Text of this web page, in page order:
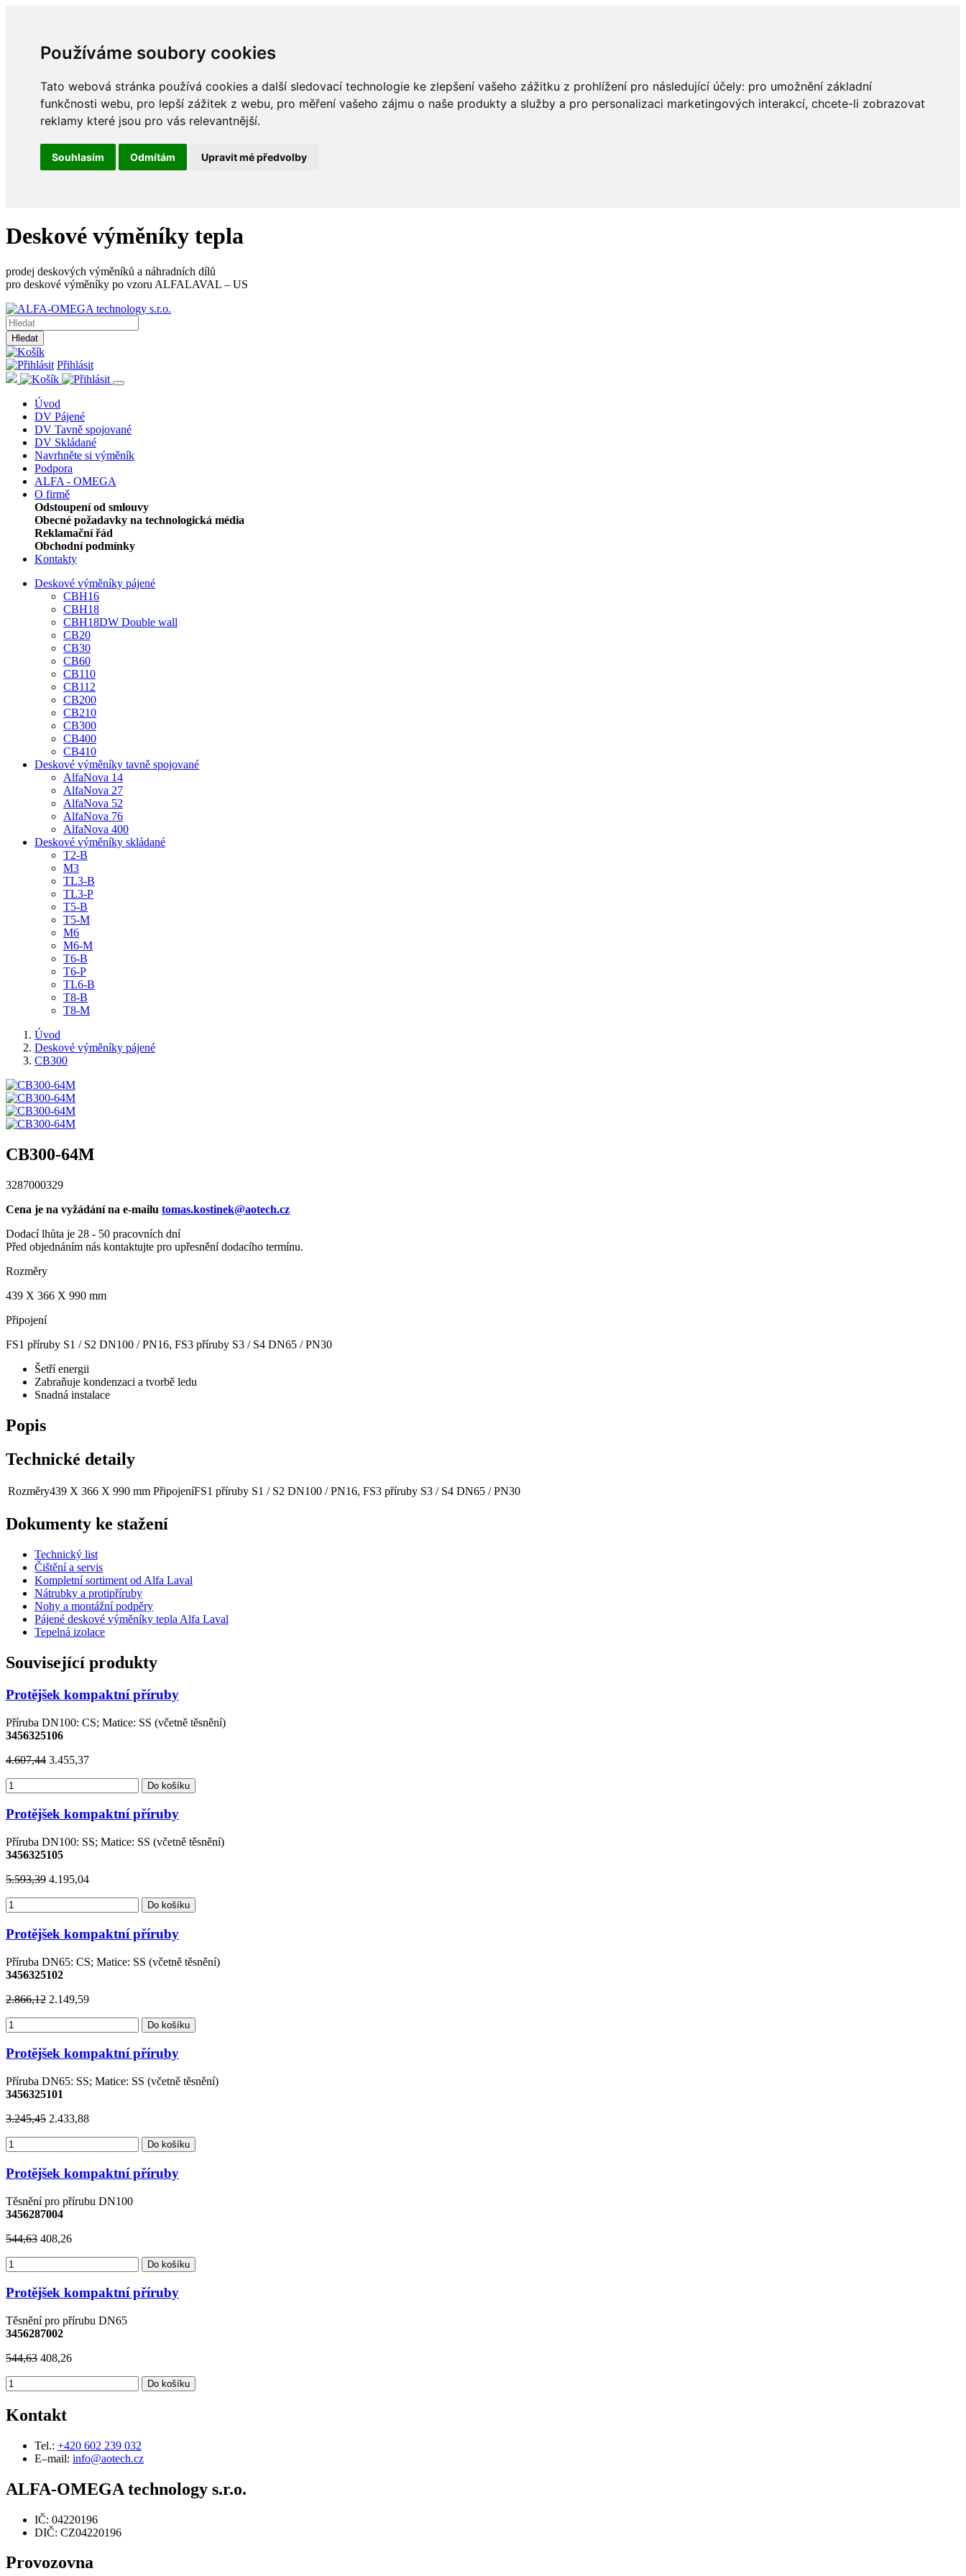
Používáme soubory cookies
Tato webová stránka používá cookies a další sledovací technologie ke zlepšení vašeho zážitku z prohlížení pro následující účely: pro umožnění základní
funkčnosti webu, pro lepší zážitek z webu, pro měření vašeho zájmu o naše produkty a služby a pro personalizaci marketingových interakcí, chcete-li zobrazovat
reklamy které jsou pro vás relevantnější.
Souhlasím Odmítám Upravit mé předvolby
Deskové výměníky tepla
prodej deskových výměníků a náhradních dílů
pro deskové výměníky po vzoru ALFALAVAL – US
Hledat
Přihlásit
Úvod
DV Pájené
DV Tavně spojované
DV Skládané
Navrhněte si výměník
Podpora
ALFA - OMEGA
O firmě
Odstoupení od smlouvy
Obecné požadavky na technologická média
Reklamační řád
Obchodní podmínky
Kontakty
Deskové výměníky pájené
CBH16
CBH18
CBH18DW Double wall
CB20
CB30
CB60
CB110
CB112
CB200
CB210
CB300
CB400
CB410
Deskové výměníky tavně spojované
AlfaNova 14
AlfaNova 27
AlfaNova 52
AlfaNova 76
AlfaNova 400
Deskové výměníky skládané
T2-B
M3
TL3-B
TL3-P
T5-B
T5-M
M6
M6-M
T6-B
T6-P
TL6-B
T8-B
T8-M
Úvod
Deskové výměníky pájené
CB300
CB300-64M
3287000329
Cena je na vyžádání na e-mailu tomas.kostinek@aotech.cz
Dodací lhůta je 28 - 50 pracovních dní
Před objednáním nás kontaktujte pro upřesnění dodacího termínu.
Rozměry
439 X 366 X 990 mm
Připojení
FS1 příruby S1 / S2 DN100 / PN16, FS3 příruby S3 / S4 DN65 / PN30
Šetří energii
Zabraňuje kondenzaci a tvorbě ledu
Snadná instalace
Popis
Technické detaily
Rozměry439 X 366 X 990 mm PřipojeníFS1 příruby S1 / S2 DN100 / PN16, FS3 příruby S3 / S4 DN65 / PN30
Dokumenty ke stažení
Technický list
Čištění a servis
Kompletní sortiment od Alfa Laval
Nátrubky a protipříruby
Nohy a montážní podpěry
Pájené deskové výměníky tepla Alfa Laval
Tepelná izolace
Související produkty
Protějšek kompaktní příruby
Příruba DN100: CS; Matice: SS (včetně těsnění)
3456325106
4.607,44 3.455,37
Do košíku
Protějšek kompaktní příruby
Příruba DN100: SS; Matice: SS (včetně těsnění)
3456325105
5.593,39 4.195,04
Do košíku
Protějšek kompaktní příruby
Příruba DN65: CS; Matice: SS (včetně těsnění)
3456325102
2.866,12 2.149,59
Do košíku
Protějšek kompaktní příruby
Příruba DN65: SS; Matice: SS (včetně těsnění)
3456325101
3.245,45 2.433,88
Do košíku
Protějšek kompaktní příruby
Těsnění pro přírubu DN100
3456287004
544,63 408,26
Do košíku
Protějšek kompaktní příruby
Těsnění pro přírubu DN65
3456287002
544,63 408,26
Do košíku
Kontakt
Tel.: +420 602 239 032
E–mail: info@aotech.cz
ALFA-OMEGA technology s.r.o.
IČ: 04220196
DIČ: CZ04220196
Provozovna